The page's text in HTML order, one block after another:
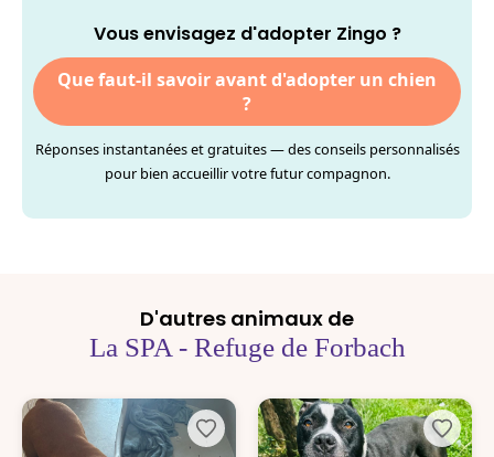
Vous envisagez d'adopter Zingo ?
Que faut-il savoir avant d'adopter un chien
?
Réponses instantanées et gratuites — des conseils personnalisés
pour bien accueillir votre futur compagnon.
D'autres animaux de
La SPA - Refuge de Forbach